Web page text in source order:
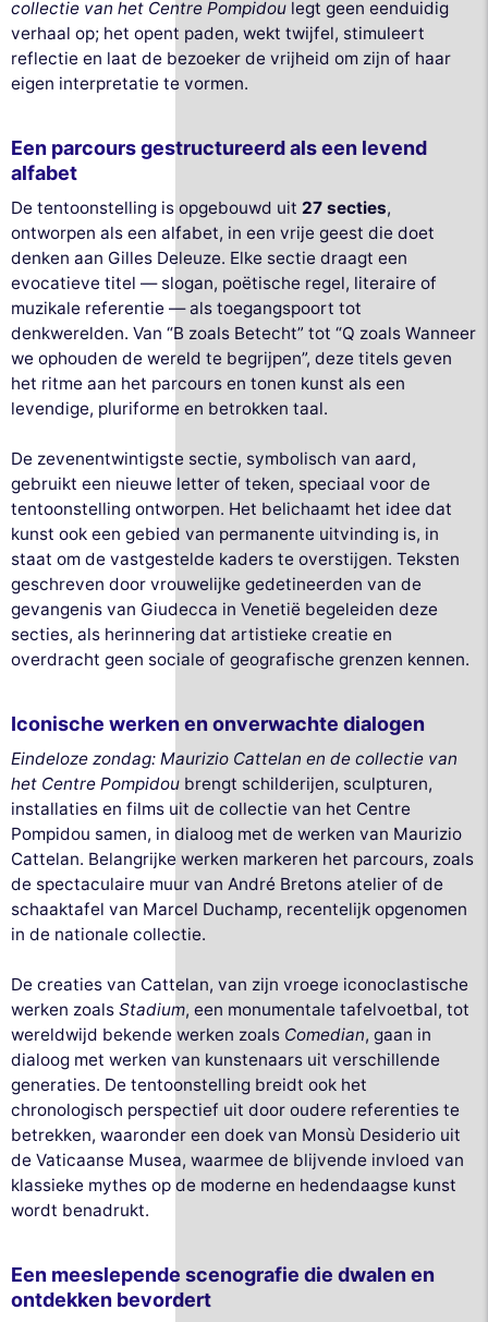
collectie van het Centre Pompidou legt geen eenduidig
verhaal op; het opent paden, wekt twijfel, stimuleert
reflectie en laat de bezoeker de vrijheid om zijn of haar
eigen interpretatie te vormen.
Een parcours gestructureerd als een levend
alfabet
De tentoonstelling is opgebouwd uit 27 secties,
ontworpen als een alfabet, in een vrije geest die doet
denken aan Gilles Deleuze. Elke sectie draagt een
evocatieve titel — slogan, poëtische regel, literaire of
muzikale referentie — als toegangspoort tot
denkwerelden. Van “B zoals Betecht” tot “Q zoals Wanneer
we ophouden de wereld te begrijpen”, deze titels geven
het ritme aan het parcours en tonen kunst als een
levendige, pluriforme en betrokken taal.
De zevenentwintigste sectie, symbolisch van aard,
gebruikt een nieuwe letter of teken, speciaal voor de
tentoonstelling ontworpen. Het belichaamt het idee dat
kunst ook een gebied van permanente uitvinding is, in
staat om de vastgestelde kaders te overstijgen. Teksten
geschreven door vrouwelijke gedetineerden van de
gevangenis van Giudecca in Venetië begeleiden deze
secties, als herinnering dat artistieke creatie en
overdracht geen sociale of geografische grenzen kennen.
Iconische werken en onverwachte dialogen
Eindeloze zondag: Maurizio Cattelan en de collectie van
het Centre Pompidou brengt schilderijen, sculpturen,
installaties en films uit de collectie van het Centre
Pompidou samen, in dialoog met de werken van Maurizio
Cattelan. Belangrijke werken markeren het parcours, zoals
de spectaculaire muur van André Bretons atelier of de
schaaktafel van Marcel Duchamp, recentelijk opgenomen
in de nationale collectie.
De creaties van Cattelan, van zijn vroege iconoclastische
werken zoals Stadium, een monumentale tafelvoetbal, tot
wereldwijd bekende werken zoals Comedian, gaan in
dialoog met werken van kunstenaars uit verschillende
generaties. De tentoonstelling breidt ook het
chronologisch perspectief uit door oudere referenties te
betrekken, waaronder een doek van Monsù Desiderio uit
de Vaticaanse Musea, waarmee de blijvende invloed van
klassieke mythes op de moderne en hedendaagse kunst
wordt benadrukt.
Een meeslepende scenografie die dwalen en
ontdekken bevordert